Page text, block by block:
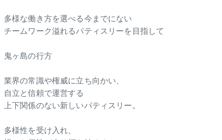
多様な働き方を選べる今までにない
チームワーク溢れるパティスリーを目指して
鬼ヶ島の行方
業界の常識や権威に立ち向かい、
自立と信頼で運営する
上下関係のない新しいパティスリー。
多様性を受け入れ、